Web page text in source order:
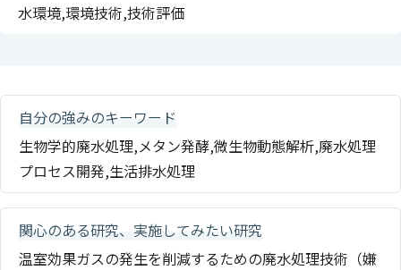
水環境,環境技術,技術評価
自分の強みのキーワード
生物学的廃水処理,メタン発酵,微生物動態解析,廃水処理
プロセス開発,生活排水処理
関心のある研究、実施してみたい研究
温室効果ガスの発生を削減するための廃水処理技術（嫌